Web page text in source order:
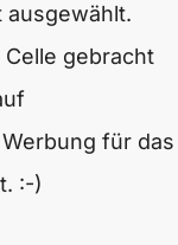
ausgewählt.
gebracht
für das
:-)